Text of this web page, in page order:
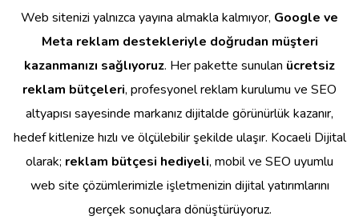
Web sitenizi yalnızca yayına almakla kalmıyor, Google ve
Meta reklam destekleriyle doğrudan müşteri
kazanmanızı sağlıyoruz. Her pakette sunulan ücretsiz
reklam bütçeleri, profesyonel reklam kurulumu ve SEO
altyapısı sayesinde markanız dijitalde görünürlük kazanır,
hedef kitlenize hızlı ve ölçülebilir şekilde ulaşır. Kocaeli Dijital
olarak; reklam bütçesi hediyeli, mobil ve SEO uyumlu
web site çözümlerimizle işletmenizin dijital yatırımlarını
gerçek sonuçlara dönüştürüyoruz.